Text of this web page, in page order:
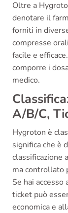
Oltre a
denotare il
forniti in
compresse
facile e
comporre i
medico.
A/B/C,
Hygroton è
significa che è
classificazione
ma controllato
Se hai
ticket può
economica e